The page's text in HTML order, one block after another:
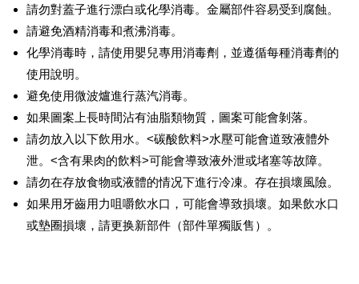
請勿對蓋子進行漂白或化學消毒。金屬部件容易受到腐蝕。
請避免酒精消毒和煮沸消毒。
化學消毒時，請使用嬰兒專用消毒劑，並遵循每種消毒劑的
使用說明。
避免使用微波爐進行蒸汽消毒。
如果圖案上長時間沾有油脂類物質，圖案可能會剝落。
請勿放入以下飲用水。<碳酸飲料>水壓可能會道致液體外
泄。<含有果肉的飲料>可能會導致液外泄或堵塞等故障。
請勿在存放食物或液體的情况下進行冷凍。存在損壞風險。
如果用牙齒用力咀嚼飲水口，可能會導致損壞。如果飲水口
或墊圈損壞，請更换新部件（部件單獨販售）。